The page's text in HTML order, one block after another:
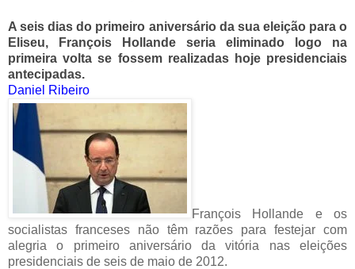
A seis dias do primeiro aniversário da sua eleição para o
Eliseu, François Hollande seria eliminado logo na
primeira volta se fossem realizadas hoje presidenciais
antecipadas.
Daniel Ribeiro
François Hollande e os
socialistas franceses não têm razões para festejar com
alegria o primeiro aniversário da vitória nas eleições
presidenciais de seis de maio de 2012.